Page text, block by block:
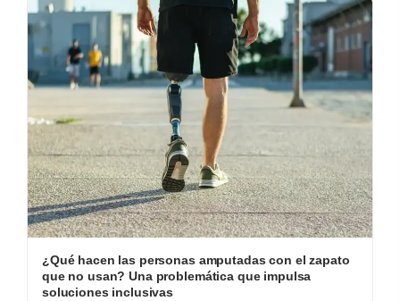
¿Qué hacen las personas amputadas con el zapato
que no usan? Una problemática que impulsa
soluciones inclusivas